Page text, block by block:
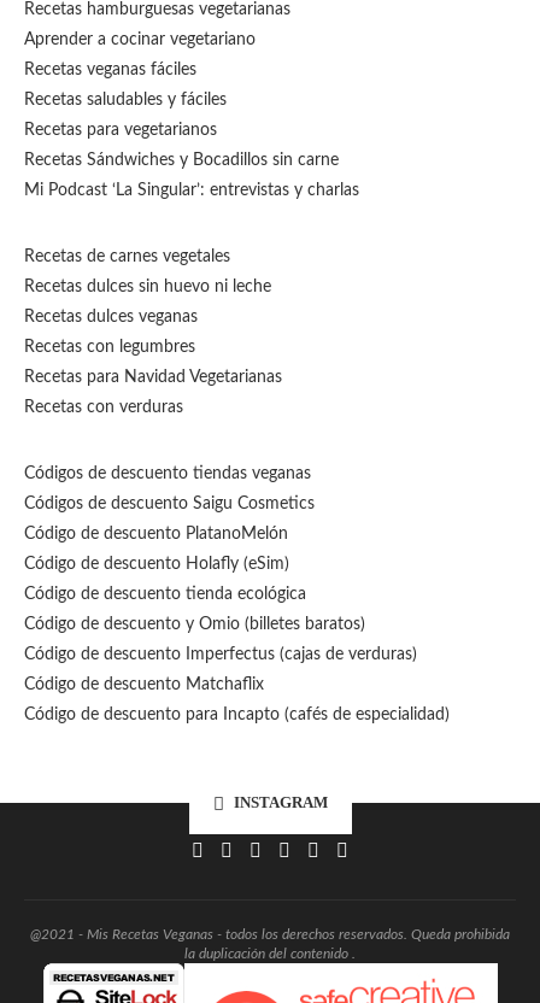
Recetas hamburguesas vegetarianas
Aprender a cocinar vegetariano
Recetas veganas fáciles
Recetas saludables y fáciles
Recetas para vegetarianos
Recetas Sándwiches y Bocadillos sin carne
Mi Podcast ‘La Singular’: entrevistas y charlas
Recetas de carnes vegetales
Recetas dulces sin huevo ni leche
Recetas dulces veganas
Recetas con legumbres
Recetas para Navidad Vegetarianas
Recetas con verduras
Códigos de descuento tiendas veganas
Códigos de descuento Saigu Cosmetics
Código de descuento PlatanoMelón
Código de descuento Holafly (eSim)
Código de descuento tienda ecológica
Código de descuento y Omio (billetes baratos)
Código de descuento Imperfectus (cajas de verduras)
Código de descuento Matchaflix
Código de descuento para Incapto (cafés de especialidad)
INSTAGRAM
@2021 - Mis Recetas Veganas - todos los derechos reservados. Queda prohibida
la duplicación del contenido .